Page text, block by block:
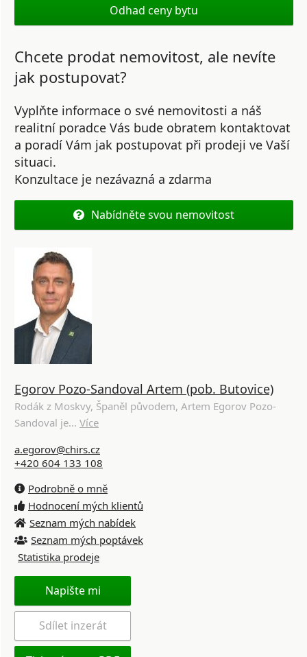
Odhad ceny bytu
Chcete prodat nemovitost, ale nevíte
jak postupovat?
Vyplňte informace o své nemovitosti a náš
realitní poradce Vás bude obratem kontaktovat
a poradí Vám jak postupovat při prodeji ve Vaší
situaci.
Konzultace je nezávazná a zdarma
Nabídněte svou nemovitost
Egorov Pozo-Sandoval Artem (pob. Butovice)
Rodák z Moskvy, Španěl původem, Artem Egorov Pozo-
Sandoval je... Více
a.egorov@chirs.cz
+420 604 133 108
Podrobně o mně
Hodnocení mých klientů
Seznam mých nabídek
Seznam mých poptávek
Statistika prodeje
Napište mi
Sdílet inzerát